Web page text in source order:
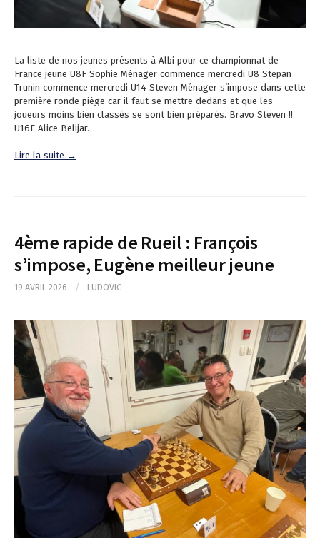
La liste de nos jeunes présents à Albi pour ce championnat de
France jeune U8F Sophie Ménager commence mercredi U8 Stepan
Trunin commence mercredi U14 Steven Ménager s’impose dans cette
première ronde piège car il faut se mettre dedans et que les
joueurs moins bien classés se sont bien préparés. Bravo Steven !!
U16F Alice Belijar…
Lire la suite →
4ème rapide de Rueil : François
s’impose, Eugène meilleur jeune
19 AVRIL 2026 / LUDOVIC